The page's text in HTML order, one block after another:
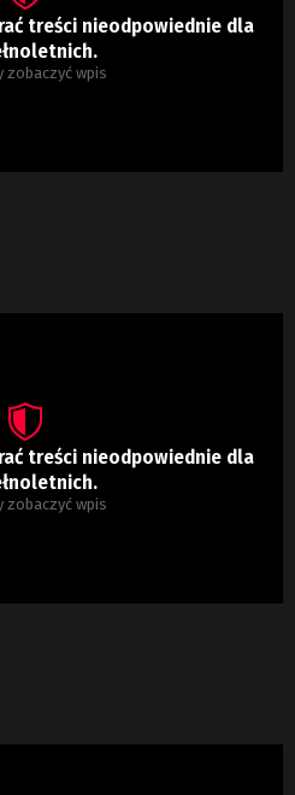
treści nieodpowiednie dla
zobaczyć wpis
treści nieodpowiednie dla
zobaczyć wpis